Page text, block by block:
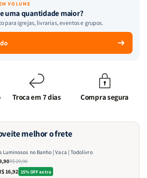
VOLUME
uma quantidade maior?
para igrejas, livrarias, eventos e grupos.
Troca em 7 dias Compra segura
melhor o frete
Luminosos no Banho | Vaca | Todolivro
R$ 29,90
16,92 15% OFF extra